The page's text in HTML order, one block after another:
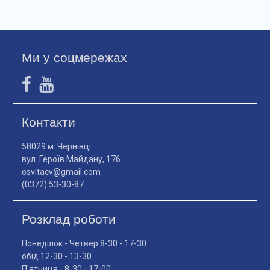
Ми у соцмережах
Контакти
58029 м. Чернівці
вул. Героїв Майдану, 176
osvitacv@gmail.com
(0372) 53-30-87
Розклад роботи
Понеділок - Четвер 8-30 - 17-30
обід 12-30 - 13-30